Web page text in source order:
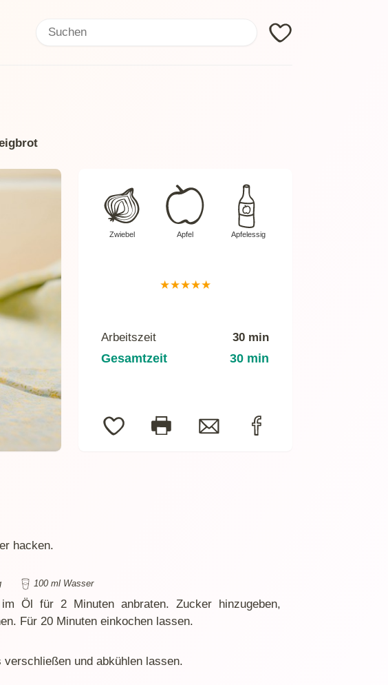
Search: Search
Zwiebel Apfel Apfelessig
★★★★★
Arbeitszeit 30 min
Gesamtzeit 30 min
hacken.
100 ml Wasser
Öl für 2 Minuten anbraten. Zucker hinzugeben,
Für 20 Minuten einkochen lassen.
verschließen und abkühlen lassen.